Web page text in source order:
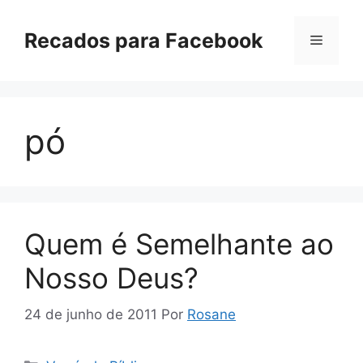
paraRecados para Facebook Menu
pó
Quem é Semelhante ao
Nosso Deus?
24 de junho de 2011 Por Rosane